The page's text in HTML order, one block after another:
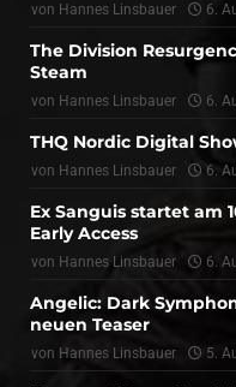
von Hannes Linsbauer 6.
The Division
Steam
von Hannes Linsbauer 6.
THQ Nordic Digital
von Hannes Linsbauer 6.
Ex Sanguis startet am
Early Access
von Hannes Linsbauer 6.
Angelic: Dark
neuen Teaser
von Hannes Linsbauer 5.